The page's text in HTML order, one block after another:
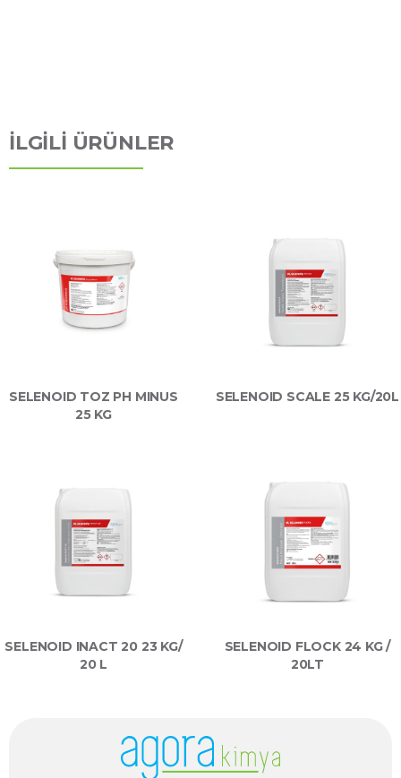
İLGİLİ ÜRÜNLER
SELENOID TOZ PH MINUS
25 KG
SELENOID SCALE 25 KG/20L
SELENOID INACT 20 23 KG/
20 L
SELENOID FLOCK 24 KG /
20LT